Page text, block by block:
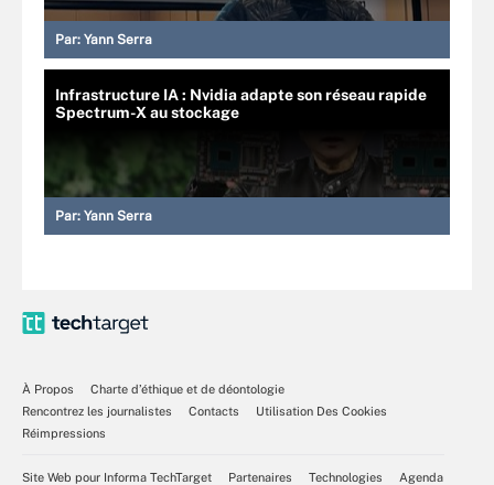
Par: Yann Serra
Infrastructure IA : Nvidia adapte son réseau rapide
Spectrum-X au stockage
Par: Yann Serra
À Propos
Charte d’éthique et de déontologie
Rencontrez les journalistes
Contacts
Utilisation Des Cookies
Réimpressions
Site Web pour Informa TechTarget Partenaires Technologies
Agenda